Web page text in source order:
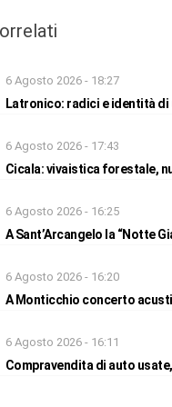
6 Agosto 2026 - 18:27
Latronico: radici e identità di
6 Agosto 2026 - 17:43
Cicala: vivaistica forestale,
6 Agosto 2026 - 16:25
A Sant’Arcangelo la “Notte
6 Agosto 2026 - 16:20
A Monticchio concerto
6 Agosto 2026 - 16:11
Compravendita di auto